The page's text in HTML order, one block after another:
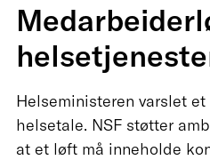
Helseministeren varslet
helsetale. NSF støtter
at et løft må inneholde